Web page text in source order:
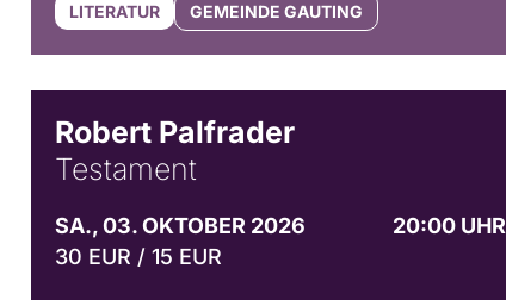
LITERATUR GEMEINDE GAUTING
Robert Palfrader
Testament
SA., 03. OKTOBER 2026
20:00 UHR
30 EUR / 15 EUR